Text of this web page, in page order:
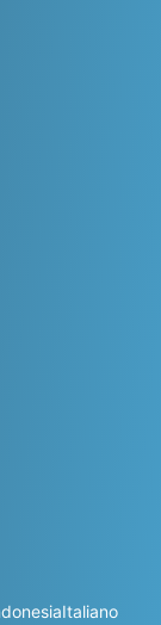
Italiano